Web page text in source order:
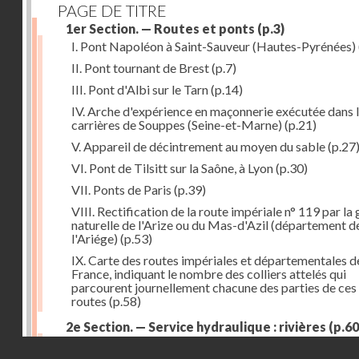
PAGE DE TITRE
1er Section. — Routes et ponts (p.3)
I. Pont Napoléon à Saint-Sauveur (Hautes-Pyrénées)
II. Pont tournant de Brest(p.7)
III. Pont d'Albi sur le Tarn(p.14)
IV. Arche d'expérience en maçonnerie exécutée dans
carrières de Souppes (Seine-et-Marne) (p.21)
V. Appareil de décintrement au moyen du sable(p.27)
VI. Pont de Tilsitt sur la Saône, à Lyon(p.30)
VII. Ponts de Paris (p.39)
VIII. Rectification de la route impériale n° 119 par la
naturelle de l'Arize ou du Mas-d'Azil (département
l'Ariége) (p.53)
IX. Carte des routes impériales et départementales
France, indiquant le nombre des colliers attelés qui
parcourent journellement chacune des parties de ces
routes (p.58)
2e Section. — Service hydraulique : rivières